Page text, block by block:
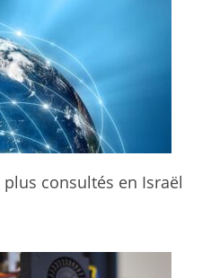
consultés en Israël